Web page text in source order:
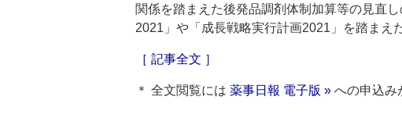
関係を踏まえた後発品調剤体制加算等の見直
2021」や「成長戦略実行計画2021」を踏まえ
［ 記事全文 ］
＊ 全文閲覧には 薬事日報 電子版 » への申込み